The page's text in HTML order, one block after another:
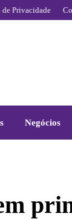
Privacidade
Negócios